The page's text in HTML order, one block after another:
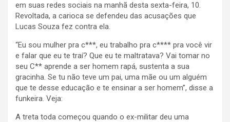
em suas redes sociais na manhã desta sexta-feira, 10.
Revoltada, a carioca se defendeu das acusações que
Lucas Souza fez contra ela.
“Eu sou mulher pra c***, eu trabalho pra c**** pra você vir
e falar que eu te traí? Que eu te maltratava? Vai tomar no
seu C** aprende a ser homem rapá, sustenta a sua
gracinha. Se tu não teve um pai, uma mãe ou um alguém
que te desse educação e te ensinar a ser homem”, disse a
funkeira. Veja:
A treta toda começou quando o ex-militar deu uma